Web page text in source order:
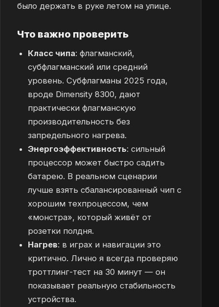
было держать в руке летом на улице.
Что важно проверить
Класс чипа: флагманский,
субфлагманский или средний
уровень. Субфлагманы 2025 года,
вроде Dimensity 8300, дают
практически флагманскую
производительность без
запредельного нагрева.
Энергоэффективность: сильный
процессор может быстро садить
батарею. В реальном сценарии
лучше взять сбалансированный чип с
хорошим техпроцессом, чем
«монстра», который живёт от
розетки полдня.
Нагрев: в играх и навигации это
критично. Лично я всегда проверяю
троттлинг-тест на 30 минут — он
показывает реальную стабильность
устройства.